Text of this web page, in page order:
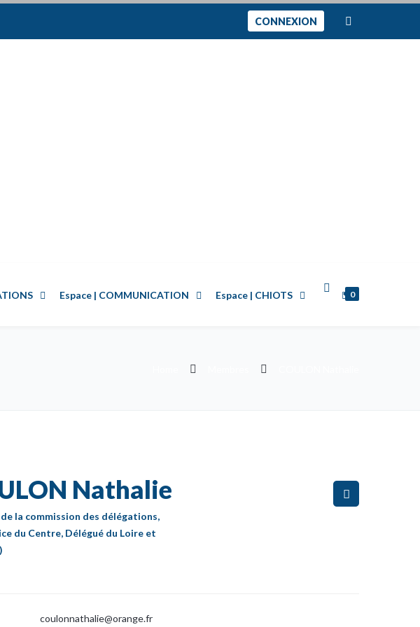
CONNEXION
0
Espace | COMMUNICATION Espace | CHIOTS
Nathalie
la commission des délégations,
du Centre, Délégué du Loire et
coulonnathalie@orange.fr